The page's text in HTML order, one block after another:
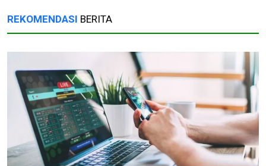
REKOMENDASI BERITA